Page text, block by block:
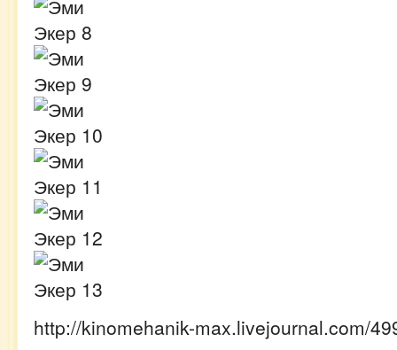
http://kinomehanik-max.livejournal.com/